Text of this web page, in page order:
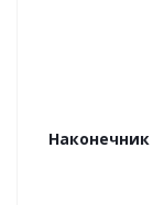
Наконечник